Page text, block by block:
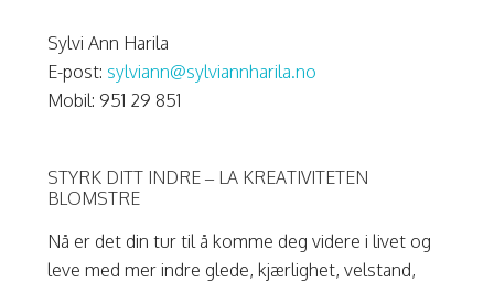
Sylvi Ann Harila
E-post: sylviann@sylviannharila.no
Mobil: 951 29 851
STYRK DITT INDRE – LA KREATIVITETEN
BLOMSTRE
Nå er det din tur til å komme deg videre i livet og
leve med mer indre glede, kjærlighet, velstand,